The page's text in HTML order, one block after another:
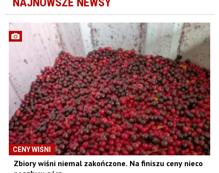
CENY WIŚNI
Zbiory wiśni niemal zakończone. Na finiszu ceny nieco